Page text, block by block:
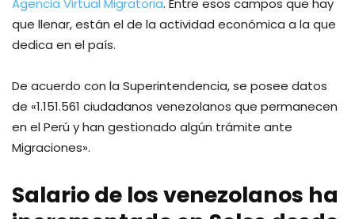
Agencia Virtual Migratoria. Entre esos campos que hay
que llenar, están el de la actividad económica a la que
dedica en el país.
De acuerdo con la Superintendencia, se posee datos
de «1.151.561 ciudadanos venezolanos que permanecen
en el Perú y han gestionado algún trámite ante
Migraciones».
Salario de los venezolanos ha